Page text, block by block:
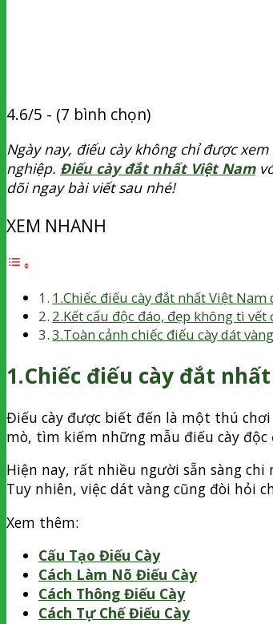
4.6/5 - (7 bình chọn)
Ngày nay, điếu cày không chỉ được
nghiệp. Điếu cày đắt nhất Việt Nam
dõi ngay bài viết sau nhé!
XEM NHANH
1.Chiếc điếu cày đắt nhất Việt
2.Kết cấu độc đáo, đẹp không tì vết
3.Toàn cảnh chiếc điếu cày dát
1.Chiếc điếu cày đắt
Điếu cày được biết đến là một thú
mò, tìm kiếm những mẫu điếu cày
Hiện nay, rất nhiều người sẵn sàng
Tuy nhiên, việc dát vàng cũng đòi hỏi
Xem thêm:
Cấu Tạo Điếu Cày
Cách Làm Nõ Điếu Cày
Cách Thông Điếu Cày
Cách Tự Chế Điếu Cày